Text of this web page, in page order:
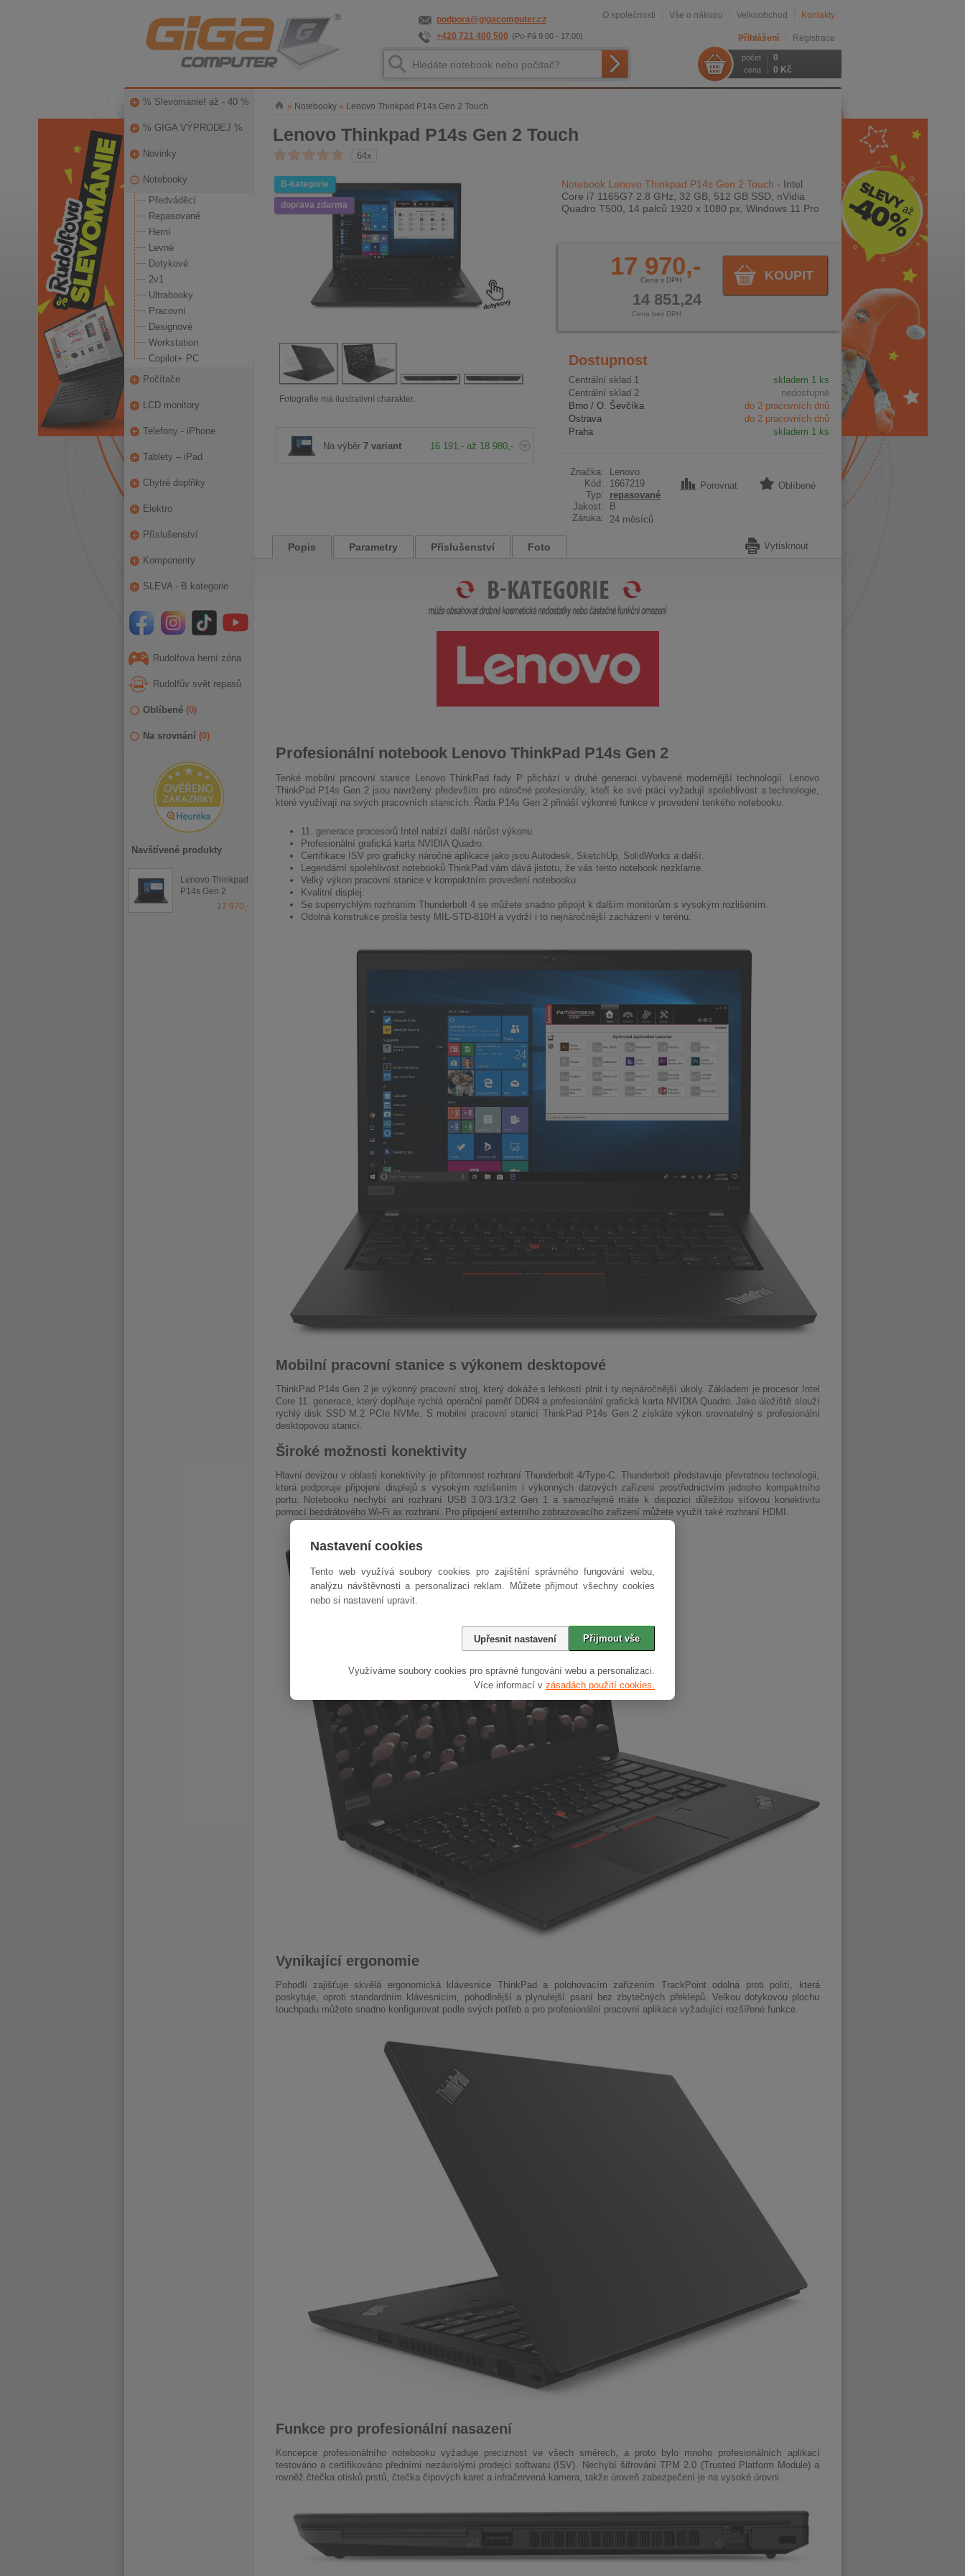
Nastavení cookies
Tento web využívá soubory cookies pro zajištění správného fungování webu,
analýzu návštěvnosti a personalizaci reklam. Můžete přijmout všechny cookies
nebo si nastavení upravit.
Přijmout vše
Upřesnit nastavení
Využíváme soubory cookies pro správné fungování webu a personalizaci.
Více informací v zásadách použití cookies.
podpora@gigacomputer.cz
+420 721 400 500 (Po-Pá 9.00 - 17.00)
O společnosti Vše o nákupu Velkoobchod Kontakty
Přihlášení Registrace
počet 0
cena 0 Kč
% Slevománie! až - 40 %
% GIGA VÝPRODEJ %
Novinky
Notebooky
Předváděcí
Repasované
Herní
Levné
Dotykové
2v1
Ultrabooky
Pracovní
Designové
Workstation
Copilot+ PC
Počítače
LCD monitory
Telefony - iPhone
Tablety – iPad
Chytré doplňky
Elektro
Příslušenství
Komponenty
SLEVA - B kategorie
Rudolfova herní zóna
Rudolfův svět repasů
Oblíbené (0)
Na srovnání (0)
Navštívené produkty
Lenovo Thinkpad
P14s Gen 2
17 970,-
» Notebooky» Lenovo Thinkpad P14s Gen 2 Touch
Lenovo Thinkpad P14s Gen 2 Touch
64x
Notebook Lenovo Thinkpad P14s Gen 2 Touch - Intel
Core i7 1165G7 2.8 GHz, 32 GB, 512 GB SSD, nVidia
Quadro T500, 14 palců 1920 x 1080 px, Windows 11 Pro
KOUPIT
17 970,-
Cena s DPH
14 851,24
Cena bez DPH
Dostupnost
Centrální sklad 1
skladem 1 ks
Centrální sklad 2
nedostupné
Brno / O. Ševčíka
do 2 pracovních dnů
Ostrava
do 2 pracovních dnů
Praha
skladem 1 ks
Značka:
Lenovo
Kód:
1667219
Typ:
repasované
Jakost:
B
Záruka:
24 měsíců
Porovnat Oblíbené
B-kategorie
doprava zdarma
Fotografie má ilustrativní charakter.
Na výběr 7 variant 16 191,- až 18 980,-
Popis Parametry Příslušenství Foto Vytisknout
Profesionální notebook Lenovo ThinkPad P14s Gen 2
Tenké mobilní pracovní stanice Lenovo ThinkPad řady P přichází v druhé generaci vybavené modernější technologií. Lenovo
ThinkPad P14s Gen 2 jsou navrženy především pro náročné profesionály, kteří ke své práci vyžadují spolehlivost a technologie,
které využívají na svých pracovních stanicích. Řada P14s Gen 2 přináší výkonné funkce v provedení tenkého notebooku.
11. generace procesorů Intel nabízí další nárůst výkonu.
Profesionální grafická karta NVIDIA Quadro.
Certifikace ISV pro graficky náročné aplikace jako jsou Autodesk, SketchUp, SolidWorks a další.
Legendární spolehlivost notebooků ThinkPad vám dává jistotu, že vás tento notebook nezklame.
Velký výkon pracovní stanice v kompaktním provedení notebooku.
Kvalitní displej.
Se superrychlým rozhraním Thunderbolt 4 se můžete snadno připojit k dalším monitorům s vysokým rozlišením.
Odolná konstrukce prošla testy MIL-STD-810H a vydrží i to nejnáročnější zacházení v terénu.
Mobilní pracovní stanice s výkonem desktopové
ThinkPad P14s Gen 2 je výkonný pracovní stroj, který dokáže s lehkostí plnit i ty nejnáročnější úkoly. Základem je procesor Intel
Core 11. generace, který doplňuje rychlá operační paměť DDR4 a profesionální grafická karta NVIDIA Quadro. Jako úložiště slouží
rychlý disk SSD M.2 PCIe NVMe. S mobilní pracovní stanicí ThinkPad P14s Gen 2 získáte výkon srovnatelný s profesionální
desktopovou stanicí.
Široké možnosti konektivity
Hlavní devizou v oblasti konektivity je přítomnost rozhraní Thunderbolt 4/Type-C. Thunderbolt představuje převratnou technologii,
která podporuje připojení displejů s vysokým rozlišením i výkonných datových zařízení prostřednictvím jednoho kompaktního
portu. Notebooku nechybí ani rozhraní USB 3.0/3.1/3.2 Gen 1 a samozřejmě máte k dispozici důležitou síťovou konektivitu
pomocí bezdrátového Wi-Fi ax rozhraní. Pro připojení externího zobrazovacího zařízení můžete využít také rozhraní HDMI.
Vynikající ergonomie
Pohodlí zajišťuje skvělá ergonomická klávesnice ThinkPad a polohovacím zařízením TrackPoint odolná proti polití, která
poskytuje, oproti standardním klávesnicím, pohodlnější a plynulejší psaní bez zbytečných překlepů. Velkou dotykovou plochu
touchpadu můžete snadno konfigurovat podle svých potřeb a pro profesionální pracovní aplikace vyžadující rozšířené funkce.
Funkce pro profesionální nasazení
Koncepce profesionálního notebooku vyžaduje preciznost ve všech směrech, a proto bylo mnoho profesionálních aplikací
testováno a certifikováno předními nezávislými prodejci softwaru (ISV). Nechybí šifrování TPM 2.0 (Trusted Platform Module) a
rovněž čtečka otisků prstů, čtečka čipových karet a infračervená kamera, takže úroveň zabezpečení je na vysoké úrovni.